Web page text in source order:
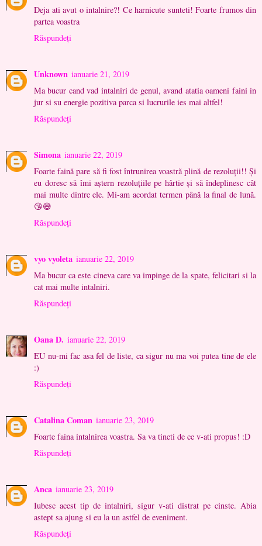
Deja ati avut o intalnire?! Ce harnicute sunteti! Foarte frumos din
partea voastra
Răspundeți
Unknown ianuarie 21, 2019
Ma bucur cand vad intalniri de genul, avand atatia oameni faini in
jur si su energie pozitiva parca si lucrurile ies mai altfel!
Răspundeți
Simona ianuarie 22, 2019
Foarte faină pare să fi fost întrunirea voastră plină de rezoluții!! Și
eu doresc să îmi aștern rezoluțiile pe hârtie și să îndeplinesc cât
mai multe dintre ele. Mi-am acordat termen până la final de lună.
😘😅
Răspundeți
vyo vyoleta ianuarie 22, 2019
Ma bucur ca este cineva care va impinge de la spate, felicitari si la
cat mai multe intalniri.
Răspundeți
Oana D. ianuarie 22, 2019
EU nu-mi fac asa fel de liste, ca sigur nu ma voi putea tine de ele
:)
Răspundeți
Catalina Coman ianuarie 23, 2019
Foarte faina intalnirea voastra. Sa va tineti de ce v-ati propus! :D
Răspundeți
Anca ianuarie 23, 2019
Iubesc acest tip de intalniri, sigur v-ati distrat pe cinste. Abia
astept sa ajung si eu la un astfel de eveniment.
Răspundeți